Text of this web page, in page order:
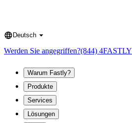
Language
Deutsch
Werden Sie angegriffen?(844) 4FASTLY
Warum Fastly?
Produkte
Services
Lösungen